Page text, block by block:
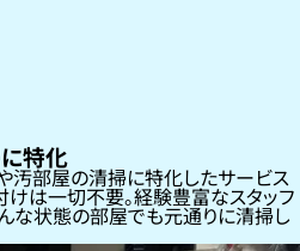
特化
汚部屋の清掃に特化したサービス
けは一切不要。経験豊富なスタッフ
な状態の部屋でも元通りに清掃し